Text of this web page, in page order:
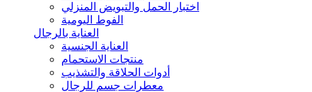
اختبار الحمل والتبويض المنزلي
الفوط اليومية
العناية بالرجال
العناية الجنسية
منتجات الاستحمام
أدوات الحلاقة والتشذيب
معطرات جسم للرجال